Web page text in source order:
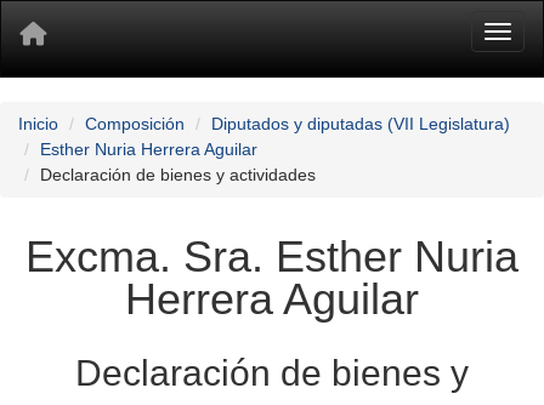
Inicio Composición
Diputados y diputadas (VII Legislatura)
Esther Nuria Herrera Aguilar
Declaración de bienes y actividades
Excma. Sra. Esther Nuria
Herrera Aguilar
Declaración de bienes y